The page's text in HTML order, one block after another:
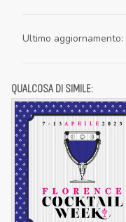
Ultimo aggiornamento:
QUALCOSA DI SIMILE: